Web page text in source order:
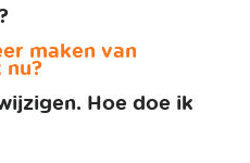
maken van
Hoe doe ik